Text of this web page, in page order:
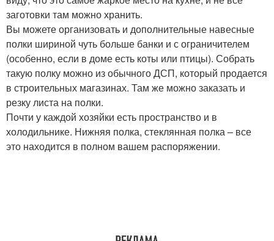
заготовки там можно хранить.
Вы можете организовать и дополнительные навесные
полки шириной чуть больше банки и с ограничителем
(особенно, если в доме есть коты или птицы). Собрать
такую полку можно из обычного ДСП, который продается
в строительных магазинах. Там же можно заказать и
резку листа на полки.
Почти у каждой хозяйки есть пространство и в
холодильнике. Нижняя полка, стеклянная полка – все
это находится в полном вашем распоряжении.